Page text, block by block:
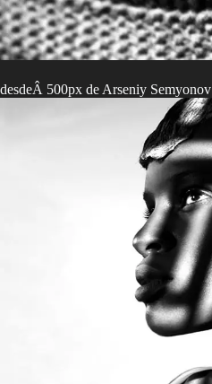
desdeÂ 500px de Arseniy Semyonov